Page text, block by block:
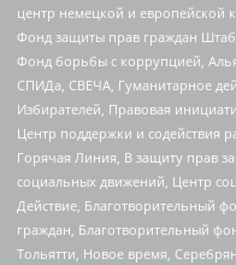
центр немецкой и европейской
Фонд защиты прав граждан
Фонд борьбы с коррупцией,
СПИДа, СВЕЧА, Гуманитарное
Избирателей, Правовая
Центр поддержки и содействия
Горячая Линия, В защиту прав
социальных движений, Центр
Действие, Благотворительный
граждан, Благотворительный
Тольятти, Новое время,